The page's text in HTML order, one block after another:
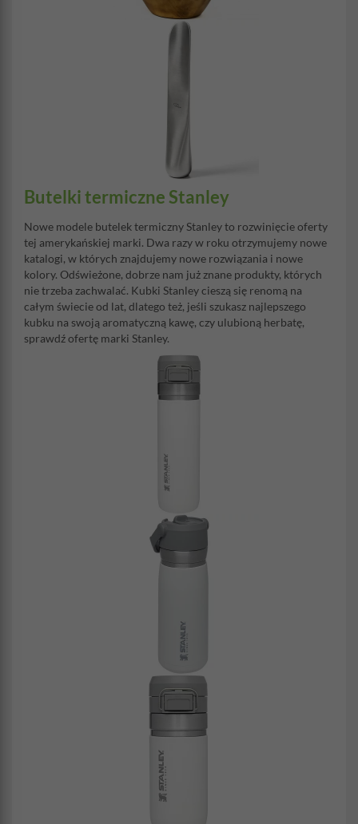
Butelki termiczne Stanley
Nowe modele butelek termiczny Stanley to rozwinięcie oferty
tej amerykańskiej marki. Dwa razy w roku otrzymujemy nowe
katalogi, w których znajdujemy nowe rozwiązania i nowe
kolory. Odświeżone, dobrze nam już znane produkty, których
nie trzeba zachwalać. Kubki Stanley cieszą się renomą na
całym świecie od lat, dlatego też, jeśli szukasz najlepszego
kubku na swoją aromatyczną kawę, czy ulubioną herbatę,
sprawdź ofertę marki Stanley.